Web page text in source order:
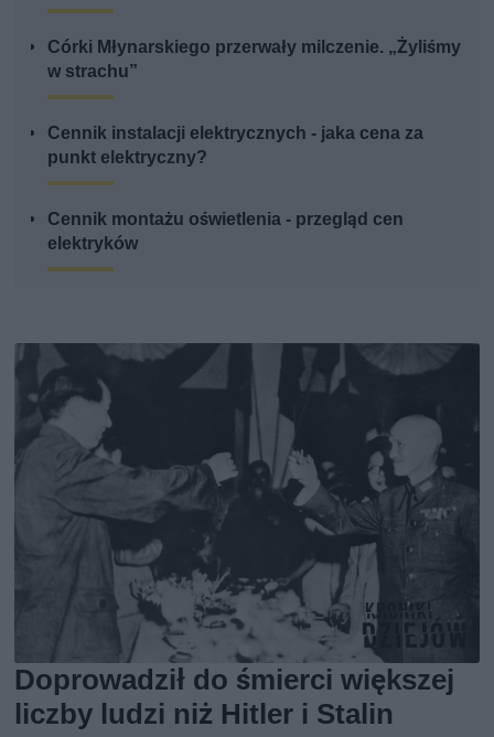
Córki Młynarskiego przerwały milczenie. „Żyliśmy
w strachu”
Cennik instalacji elektrycznych - jaka cena za
punkt elektryczny?
Cennik montażu oświetlenia - przegląd cen
elektryków
Doprowadził do śmierci większej
liczby ludzi niż Hitler i Stalin